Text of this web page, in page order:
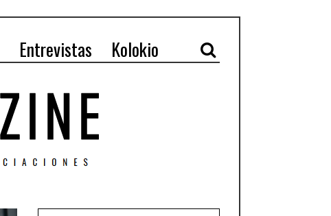
Entrevistas Kolokio